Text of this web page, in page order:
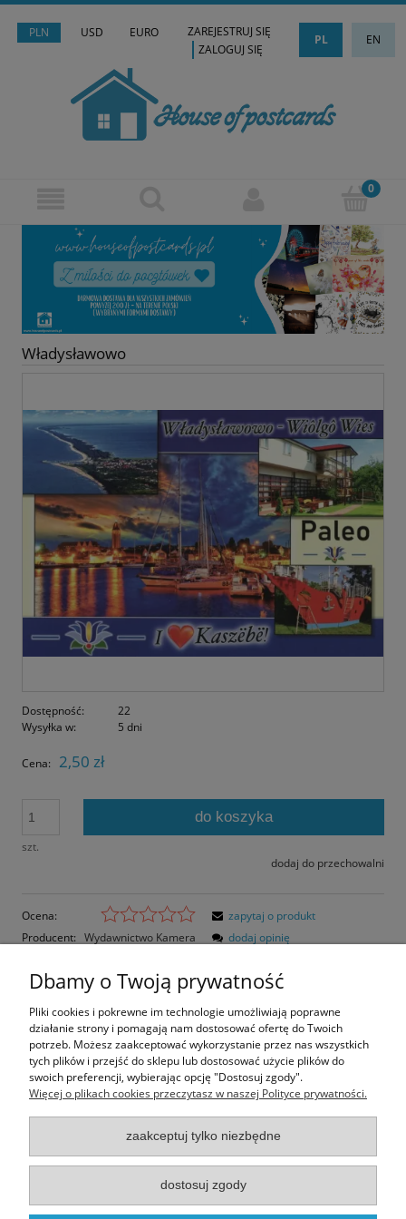
PLN USD EURO PL EN
ZAREJESTRUJ SIĘ
ZALOGUJ SIĘ
Władysławowo
Dostępność:
22
Wysyłka w:
5 dni
Cena: 2,50 zł
szt.
do koszyka
dodaj do przechowalni
Ocena:
Producent: Wydawnictwo Kamera
zapytaj o produkt
dodaj opinię
Opis
Opinie o produkcie (0)
Rozmiar pocztówki: 15x10,5 cm
Informacje
Moje konto
Dbamy o Twoją prywatność
Pliki cookies i pokrewne im technologie umożliwiają poprawne
działanie strony i pomagają nam dostosować ofertę do Twoich
potrzeb. Możesz zaakceptować wykorzystanie przez nas wszystkich
tych plików i przejść do sklepu lub dostosować użycie plików do
swoich preferencji, wybierając opcję "Dostosuj zgody".
Więcej o plikach cookies przeczytasz w naszej Polityce prywatności.
zaakceptuj tylko niezbędne
dostosuj zgody